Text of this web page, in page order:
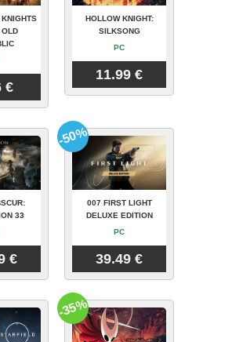
KNIGHTS
OLD
€
HOLLOW KNIGHT:
SILKSONG
PC
11.99 €
33
€
007 FIRST LIGHT
DELUXE EDITION
PC
39.49 €
-50%
-35%